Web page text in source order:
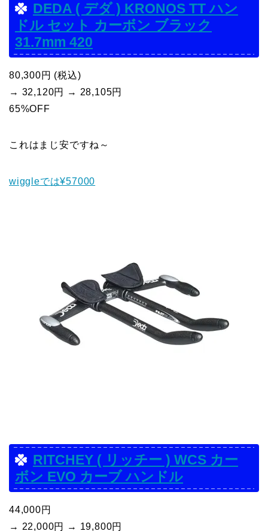
DEDA ( デダ ) KRONOS TT ハン
ドル セット カーボン ブラック
31.7mm 420
80,300円 (税込)
→ 32,120円 → 28,105円
65%OFF
これはまじ安ですね～
wiggleでは¥57000
RITCHEY ( リッチー ) WCS カー
ボン EVO カーブ ハンドル
44,000円
→ 22,000円 → 19,800円